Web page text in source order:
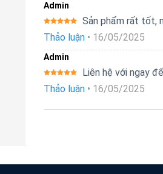
Admin
Được xếp
hạng5
Sản phẩm rất tốt,
Thảo luận • 16/05/2025
Admin
Được xếp
hạng5
Liên hệ với ngay
Thảo luận • 16/05/2025